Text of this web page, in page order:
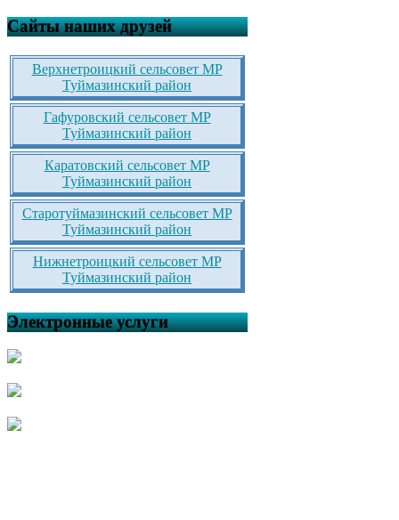
Сайты наших друзей
Верхнетроицкий сельсовет МР
Туймазинский район
Гафуровский сельсовет МР
Туймазинский район
Каратовский сельсовет МР
Туймазинский район
Старотуймазинский сельсовет МР
Туймазинский район
Нижнетроицкий сельсовет МР
Туймазинский район
Электронные услуги